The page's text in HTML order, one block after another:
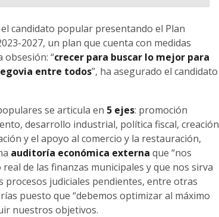
candidato popular presentando el Plan
2027, un plan que cuenta con medidas
obsesión: “crecer para buscar lo mejor para
entre todos”, ha asegurado el candidato
se articula en 5 ejes: promoción
desarrollo industrial, política fiscal, creación
y el apoyo al comercio y la restauración,
auditoría económica externa que “nos
de las finanzas municipales y que nos sirva
procesos judiciales pendientes, entre otras
puesto que “debemos optimizar al máximo
nuestros objetivos.